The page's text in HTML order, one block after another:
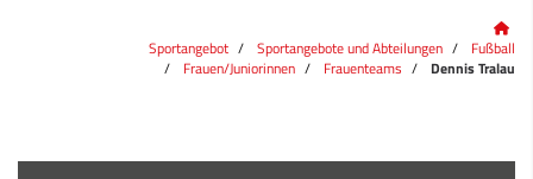
Sportangebot Sportangebote und Abteilungen
Fußball
Frauen/Juniorinnen
Frauenteams Dennis Tralau